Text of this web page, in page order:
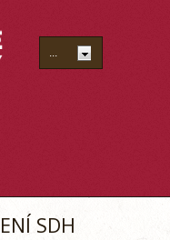
SDH